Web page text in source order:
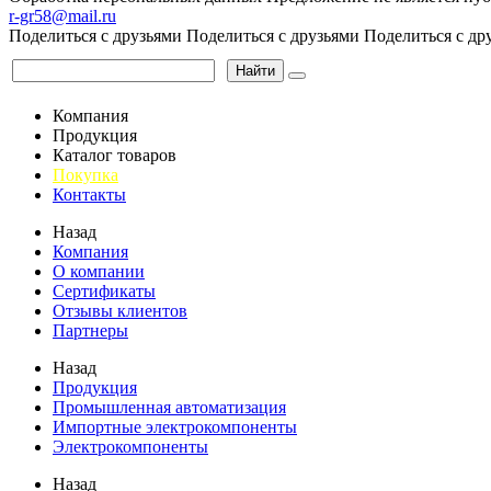
r-gr58@mail.ru
Поделиться с друзьями Поделиться с друзьями Поделиться с
Найти
Компания
Продукция
Каталог товаров
Покупка
Контакты
Назад
Компания
О компании
Сертификаты
Отзывы клиентов
Партнеры
Назад
Продукция
Промышленная автоматизация
Импортные электрокомпоненты
Электрокомпоненты
Назад